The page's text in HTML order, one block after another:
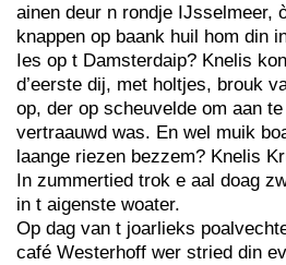
ainen deur n rondje IJsselmeer,
knappen op baank huil hom din
Ies op t Damsterdaip? Knelis
d’eerste dij, met holtjes, brouk
op, der op scheuvelde om aan
vertraauwd was. En wel muik
laange riezen bezzem? Knelis
In zummertied trok e aal doag
in t aigenste woater.
Op dag van t joarlieks
café Westerhoff wer stried din